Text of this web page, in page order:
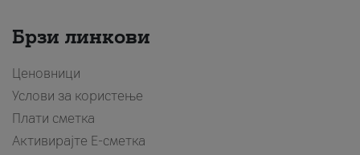
Брзи линкови
Ценовници
Услови за користење
Плати сметка
Активирајте Е-сметка